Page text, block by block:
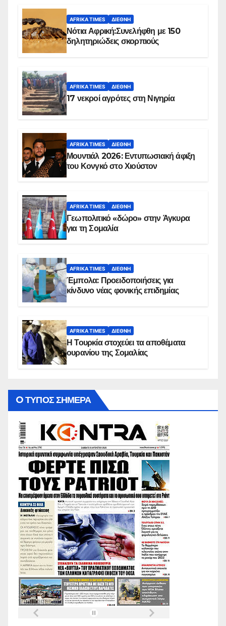
AFRIKA TIMES ΔΙΕΘΝΉ
Νότια Αφρική:Συνελήφθη με 150
δηλητηριώδεις σκορπιούς
AFRIKA TIMES ΔΙΕΘΝΉ
17 νεκροί αγρότες στη Νιγηρία
AFRIKA TIMES ΔΙΕΘΝΉ
Μουντιάλ 2026: Εντυπωσιακή άφιξη
του Κονγκό στο Χιούστον
AFRIKA TIMES ΔΙΕΘΝΉ
Γεωπολιτικό «δώρο» στην Άγκυρα
για τη Σομαλία
AFRIKA TIMES ΔΙΕΘΝΉ
Έμπολα: Προειδοποιήσεις για
κίνδυνο νέας φονικής επιδημίας
AFRIKA TIMES ΔΙΕΘΝΉ
Η Τουρκία στοχεύει τα αποθέματα
ουρανίου της Σομαλίας
O ΤΥΠΟΣ ΣΗΜΕΡΑ